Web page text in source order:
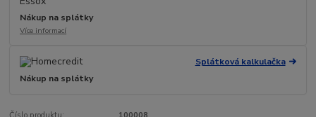
Nákup na splátky
Více informací
Splátková kalkulačka
Nákup na splátky